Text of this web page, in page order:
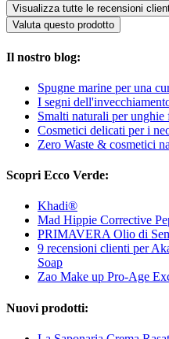
Visualizza tutte le recensioni
Valuta questo prodotto
Il nostro blog:
Spugne marine per una
I segni
Smalti naturali per unghie
Cosmetici delicati per i
Zero Waste & cosmetici
Scopri Ecco Verde:
Khadi®
Mad Hippie Corrective
PRIMAVERA Olio di
9 recensioni clienti per
Soap
Zao Make up Pro-Age
Nuovi prodotti: